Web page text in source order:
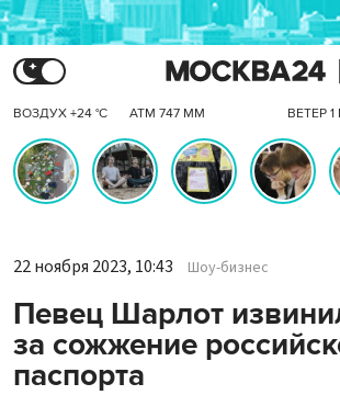
ВОЗДУХ +24 °C АТМ 747 ММ ВЕТЕР
22 ноября 2023, 10:43 Шоу-бизнес
Певец Шарлот
за сожжение
паспорта